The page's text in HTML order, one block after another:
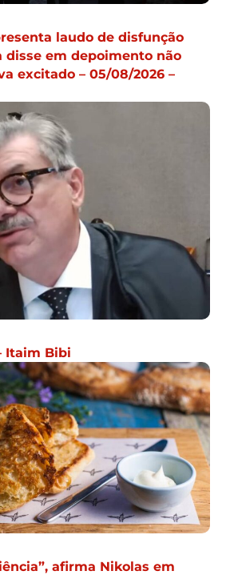
laudo de disfunção
em depoimento não
excitado – 05/08/2026 –
Itaim Bibi
afirma Nikolas em